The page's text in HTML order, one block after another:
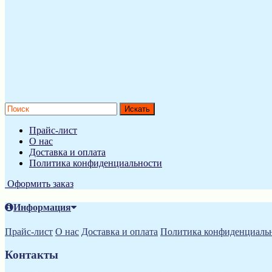
Прайс-лист
О нас
Доставка и оплата
Политика конфиденциальности
Оформить заказ
Информация
Прайс-лист О нас Доставка и оплата Политика
Контакты